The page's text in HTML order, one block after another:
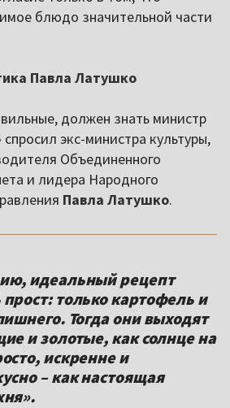
блюдо значительной части
Павла Латушко
должен знать министр
спросил экс-министра культуры,
Объединенного
и лидера Народного
Павла Латушко.
идеальный рецепт
только картофель и
Тогда они выходят
и золотые, как солнце на
искренне и
– как настоящая